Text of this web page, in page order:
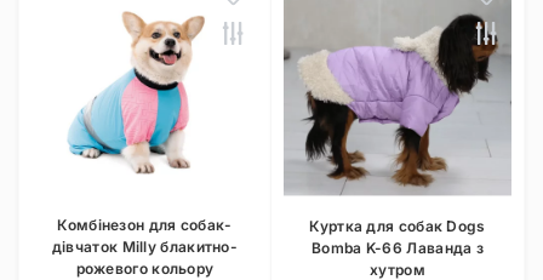
Комбінезон для собак-
дівчаток Milly блакитно-
рожевого кольору
Куртка для собак Dogs
Bomba K-66 Лаванда з
хутром